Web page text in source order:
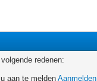
redenen:
aan te meldenAanmelden